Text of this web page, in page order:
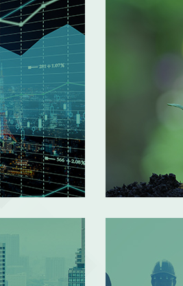
株主優待制度拡充に関するお
変更に関するお知らせ （
）
MORE